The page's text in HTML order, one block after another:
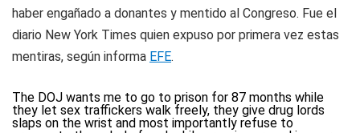
haber engañado a donantes y mentido al Congreso. Fue el
diario New York Times quien expuso por primera vez estas
mentiras, según informa EFE.
The DOJ wants me to go to prison for 87 months while
they let sex traffickers walk freely, they give drug lords
slaps on the wrist and most importantly refuse to